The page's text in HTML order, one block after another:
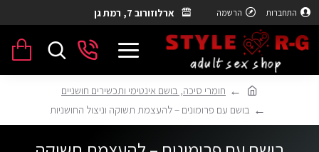
התחברות הרשמה ארלוזורוב 7, רמת גן
חומרי סיכה, בושם אינטימי ותכשירים חושניים
בושם עם פרומונים – להעצמת תשוקה וניצול החושניות